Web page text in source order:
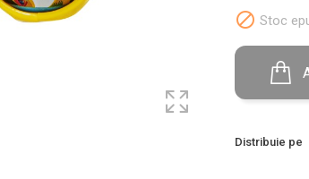
 Stoc
Distribuie pe